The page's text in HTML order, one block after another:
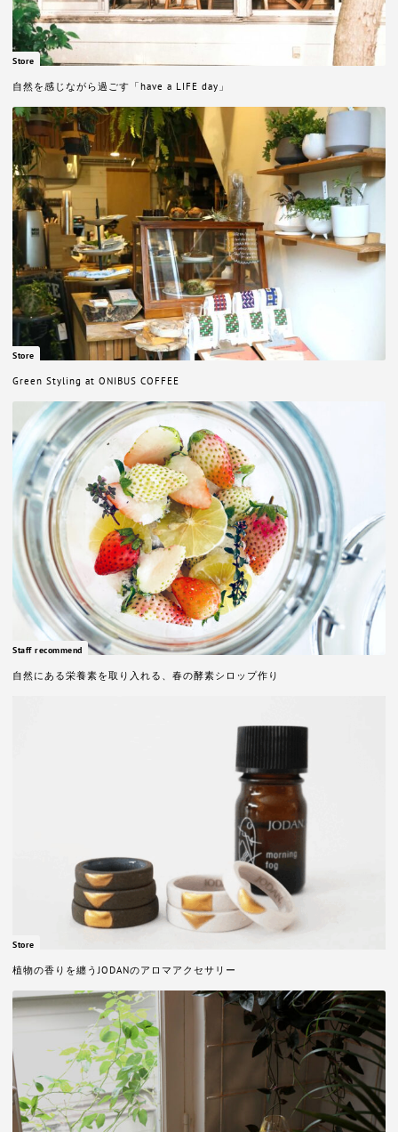
Store
自然を感じながら過ごす「have a LIFE day」
Store
Green Styling at ONIBUS COFFEE
Staff recommend
自然にある栄養素を取り入れる、春の酵素シロップ作り
Store
植物の香りを纏うJODANのアロマアクセサリー